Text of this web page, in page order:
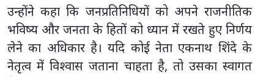
उन्होंने कहा कि जनप्रतिनिधियों को अपने राजनीतिक
भविष्य और जनता के हितों को ध्यान में रखते हुए निर्णय
लेने का अधिकार है। यदि कोई नेता एकनाथ शिंदे के
नेतृत्व में विश्वास जताना चाहता है, तो उसका स्वागत